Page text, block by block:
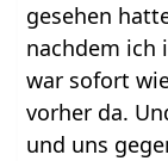
gesehen
nachdem ich
war sofort
vorher da.
und uns